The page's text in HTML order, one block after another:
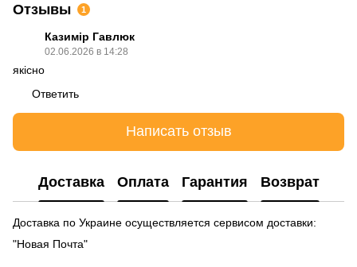
Отзывы 1
Казимір Гавлюк
02.06.2026 в 14:28
якісно
Ответить
Написать отзыв
Доставка Оплата Гарантия Возврат
Доставка по Украине осуществляется сервисом доставки:
"Новая Почта"